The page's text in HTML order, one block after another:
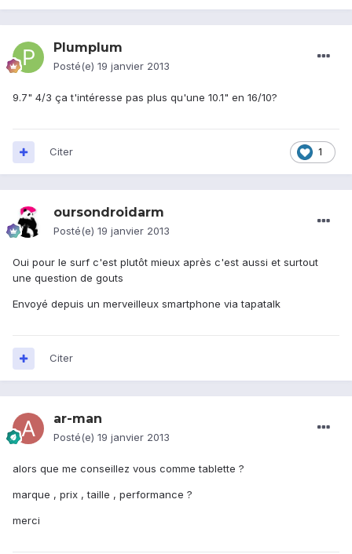
Plumplum
Posté(e) 19 janvier 2013
9.7" 4/3 ça t'intéresse pas plus qu'une 10.1" en 16/10?
1
Citer
oursondroidarm
Posté(e) 19 janvier 2013
Oui pour le surf c'est plutôt mieux après c'est aussi et surtout
une question de gouts
Envoyé depuis un merveilleux smartphone via tapatalk
Citer
ar-man
Posté(e) 19 janvier 2013
alors que me conseillez vous comme tablette ?
marque , prix , taille , performance ?
merci